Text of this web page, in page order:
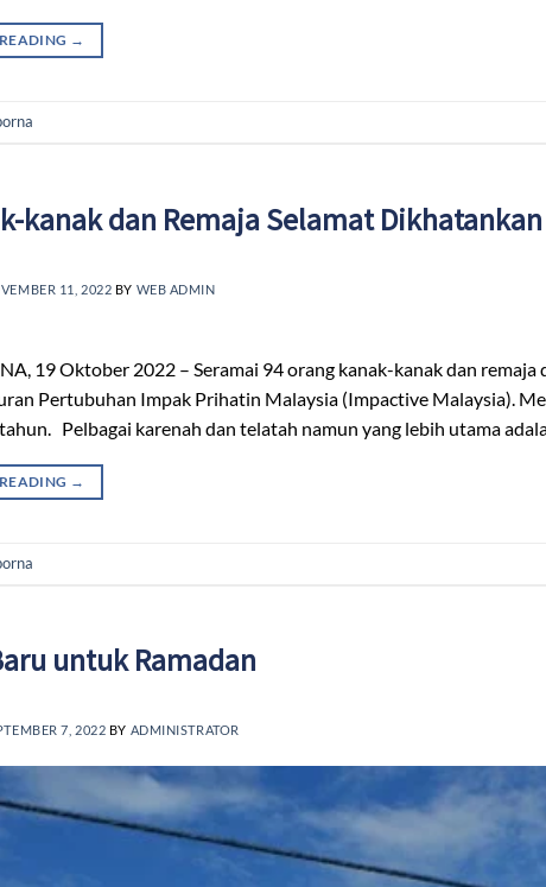
→
kanak dan Remaja Selamat Dikhatankan
11, 2022 BY WEB ADMIN
19 Oktober 2022 – Seramai 94 orang kanak-kanak dan
Pertubuhan Impak Prihatin Malaysia (Impactive Malaysia).
Pelbagai karenah dan telatah namun yang lebih utama
→
untuk Ramadan
7, 2022 BY ADMINISTRATOR